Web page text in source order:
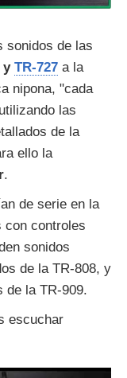
sonidos de las
y TR-727 a la
nipona, "cada
las
de la
ello la
.
de serie en la
con controles
sonidos
de la TR-808, y
de la TR-909.
escuchar